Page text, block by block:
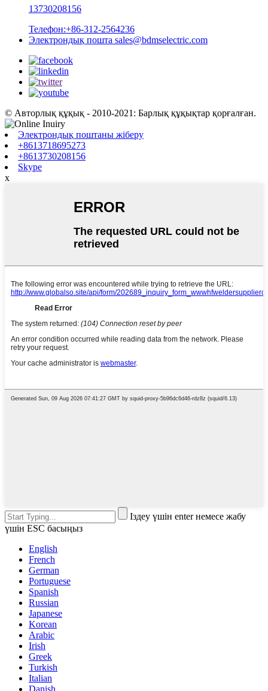
13730208156
Телефон:+86-312-2564236
Электрондық пошта sales@bdmselectric.com
© Авторлық құқық - 2010-2021: Барлық құқықтар қорғалған.
Электрондық поштаны жіберу
+8613718695273
+8613730208156
Skype
x
Іздеу үшін enter немесе жабу
үшін ESC басыңыз
English
French
German
Portuguese
Spanish
Russian
Japanese
Korean
Arabic
Irish
Greek
Turkish
Italian
Danish